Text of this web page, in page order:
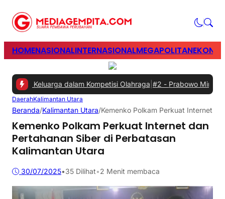
HOMENASIONALINTERNASIONALMEGAPOLITAN
Keluarga dalam Kompetisi Olahraga|#2 - Prabowo Minta
DaerahKalimantan Utara
Beranda/Kalimantan Utara/Kemenko Polkam Perkuat Internet
Kemenko Polkam Perkuat Internet dan
Pertahanan Siber di Perbatasan
Kalimantan Utara
30/07/2025•35 Dilihat•2 Menit membaca